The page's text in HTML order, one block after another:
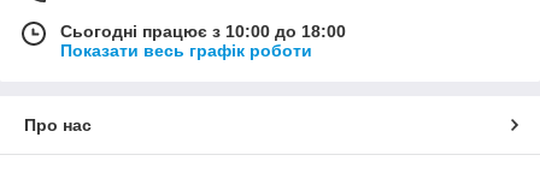
Сьогодні працює з 10:00 до 18:00
Показати весь графік роботи
Про нас